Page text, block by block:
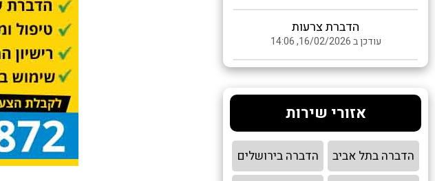
הדברת צרעות
עודכן ב 16/02/2026, 14:06
אזורי שירות
הדברה בתל אביב הדברה בירושלים